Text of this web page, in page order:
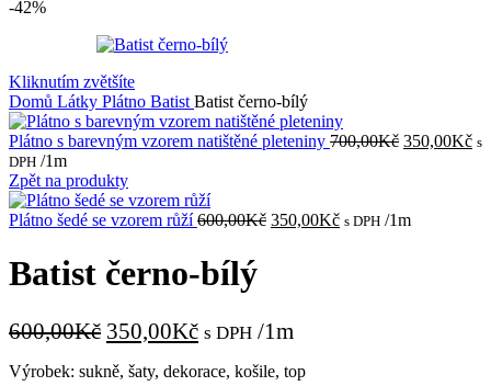
-42%
Kliknutím zvětšíte
Domů Látky Plátno Batist Batist černo-bílý
Plátno s barevným vzorem natištěné pleteniny 700,00Kč Původní
350,00Kč s
DPH /1m
Zpět na produkty
Plátno šedé se vzorem růží600,00Kč Původní
350,00KčAktuální
s DPH /1m
Batist černo-bílý
600,00Kč Původní
350,00KčAktuální
s DPH /1m
Výrobek: sukně, šaty, dekorace, košile, top